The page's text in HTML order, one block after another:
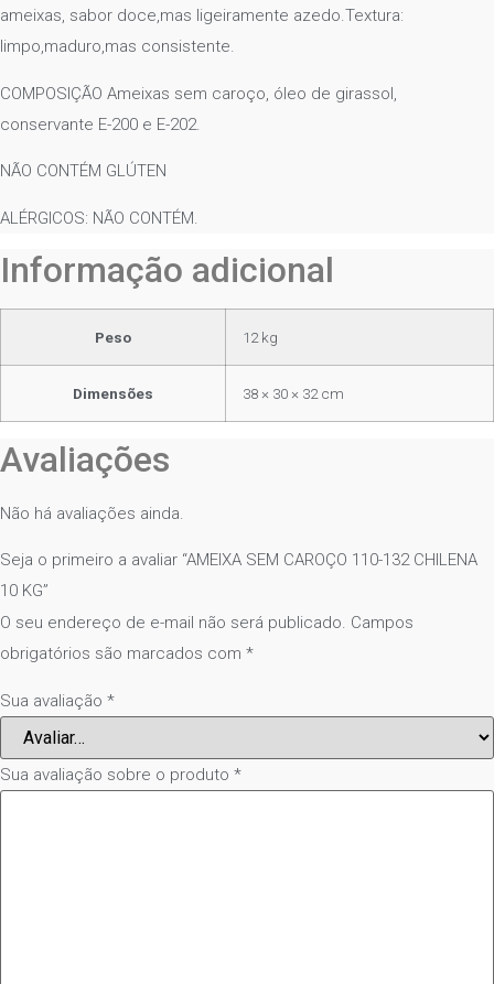
ameixas, sabor doce,mas ligeiramente azedo.Textura:
limpo,maduro,mas consistente.
COMPOSIÇÃO Ameixas sem caroço, óleo de girassol,
conservante E-200 e E-202.
NÃO CONTÉM GLÚTEN
ALÉRGICOS: NÃO CONTÉM.
Informação adicional
Peso 12 kg
Dimensões 38 × 30 × 32 cm
Avaliações
Não há avaliações ainda.
Seja o primeiro a avaliar “AMEIXA SEM CAROÇO 110-132 CHILENA
10 KG”
O seu endereço de e-mail não será publicado. Campos
obrigatórios são marcados com *
Sua avaliação *
Sua avaliação sobre o produto *